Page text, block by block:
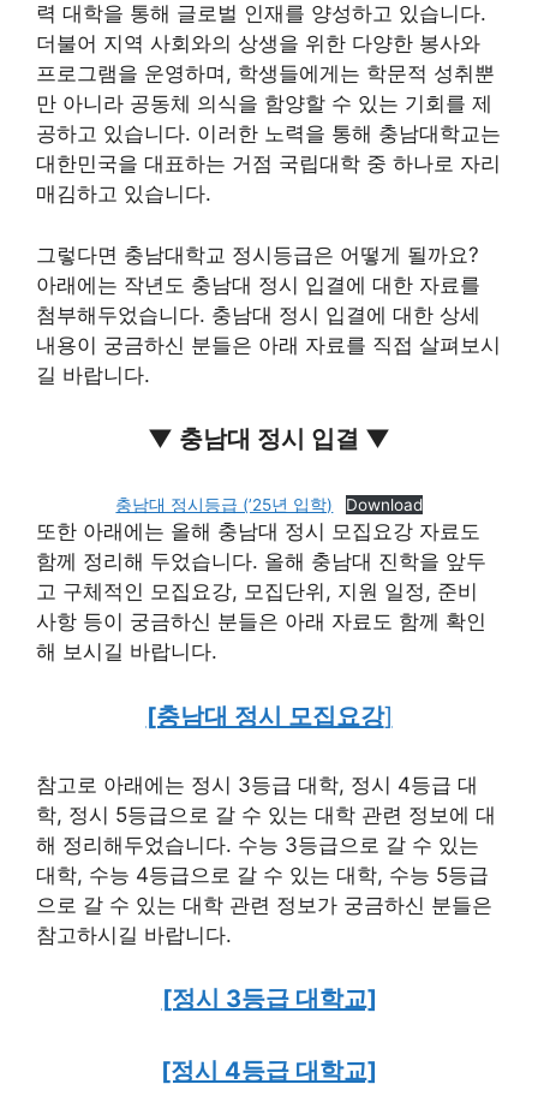
력 대학을 통해 글로벌 인재를 양성하고 있습니다.
더불어 지역 사회와의 상생을 위한 다양한 봉사와
프로그램을 운영하며, 학생들에게는 학문적 성취뿐
만 아니라 공동체 의식을 함양할 수 있는 기회를 제
공하고 있습니다. 이러한 노력을 통해 충남대학교는
대한민국을 대표하는 거점 국립대학 중 하나로 자리
매김하고 있습니다.
그렇다면 충남대학교 정시등급은 어떻게 될까요?
아래에는 작년도 충남대 정시 입결에 대한 자료를
첨부해두었습니다. 충남대 정시 입결에 대한 상세
내용이 궁금하신 분들은 아래 자료를 직접 살펴보시
길 바랍니다.
▼ 충남대 정시 입결 ▼
충남대 정시등급 (’25년 입학) Download
또한 아래에는 올해 충남대 정시 모집요강 자료도
함께 정리해 두었습니다. 올해 충남대 진학을 앞두
고 구체적인 모집요강, 모집단위, 지원 일정, 준비
사항 등이 궁금하신 분들은 아래 자료도 함께 확인
해 보시길 바랍니다.
[충남대 정시 모집요강]
참고로 아래에는 정시 3등급 대학, 정시 4등급 대
학, 정시 5등급으로 갈 수 있는 대학 관련 정보에 대
해 정리해두었습니다. 수능 3등급으로 갈 수 있는
대학, 수능 4등급으로 갈 수 있는 대학, 수능 5등급
으로 갈 수 있는 대학 관련 정보가 궁금하신 분들은
참고하시길 바랍니다.
[정시 3등급 대학교]
[정시 4등급 대학교]